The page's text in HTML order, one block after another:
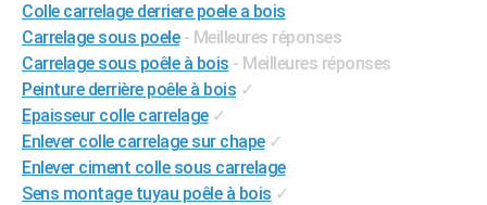
Destinations
City break
Voyage nature
Voyage de noces
Forum
Climat
+PHOTO
GUIDES D'ACHAT
BONS PLANS
CARTE DE VOEUX
Carte de Noël
Carte Bonne année
Carte Saint-Valentin
Carte Pâques
Carte d'anniversaire
DICTIONNAIRE
Colle carrelage derriere poele a bois
Carrelage sous poele - Meilleures réponses
Carrelage sous poêle à bois - Meilleures réponses
Peinture derrière poêle à bois ✓
Epaisseur colle carrelage ✓
Enlever colle carrelage sur chape ✓
Enlever ciment colle sous carrelage
Sens montage tuyau poêle à bois ✓